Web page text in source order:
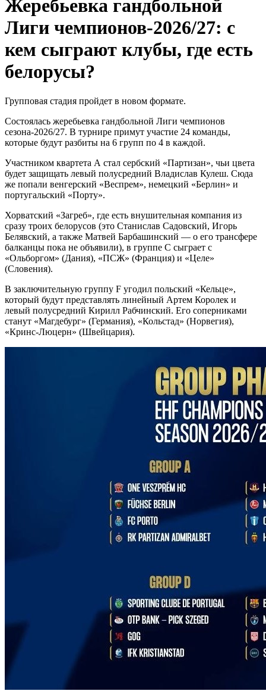
Жеребьевка гандбольной
Лиги чемпионов-2026/27: с
кем сыграют клубы, где есть
белорусы?
Групповая стадия пройдет в новом формате.
Состоялась жеребьевка гандбольной Лиги чемпионов
сезона-2026/27. В турнире примут участие 24 команды,
которые будут разбиты на 6 групп по 4 в каждой.
Участником квартета А стал сербский «Партизан», чьи цвета
будет защищать левый полусредний Владислав Кулеш. Сюда
же попали венгерский «Веспрем», немецкий «Берлин» и
португальский «Порту».
Хорватский «Загреб», где есть внушительная компания из
сразу троих белорусов (это Станислав Садовский, Игорь
Белявский, а также Матвей Барбашинский — о его трансфере
балканцы пока не объявили), в группе С сыграет с
«Ольборгом» (Дания), «ПСЖ» (Франция) и «Целе»
(Словения).
В заключительную группу F угодил польский «Кельце»,
который будут представлять линейный Артем Королек и
левый полусредний Кирилл Рабчинский. Его соперниками
станут «Магдебург» (Германия), «Кольстад» (Норвегия),
«Кринс-Люцерн» (Швейцария).